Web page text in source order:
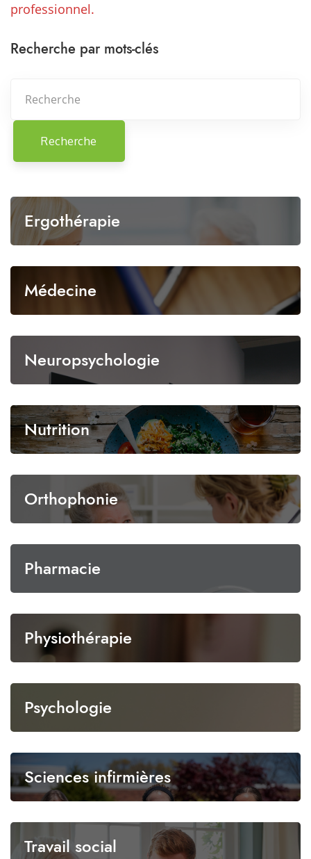
professionnel.
Recherche par mots-clés
Recherche
Ergothérapie
Médecine
Neuropsychologie
Nutrition
Orthophonie
Pharmacie
Physiothérapie
Psychologie
Sciences infirmières
Travail social